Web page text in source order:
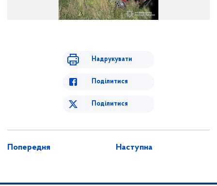
Надрукувати
Поділитися
Поділитися
Попередня Наступна